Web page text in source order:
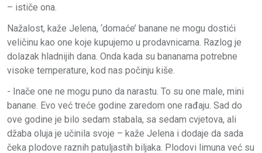
– ističe ona.
Nažalost, kaže Jelena, ‘domaće’ banane ne mogu dostići
veličinu kao one koje kupujemo u prodavnicama. Razlog je
dolazak hladnijih dana. Onda kada su bananama potrebne
visoke temperature, kod nas počinju kiše.
- Inače one ne mogu puno da narastu. To su one male, mini
banane. Evo već treće godine zaredom one rađaju. Sad do
ove godine je bilo sedam stabala, sa sedam cvjetova, ali
džaba oluja je učinila svoje – kaže Jelena i dodaje da sada
čeka plodove raznih patuljastih biljaka. Plodovi limuna već su